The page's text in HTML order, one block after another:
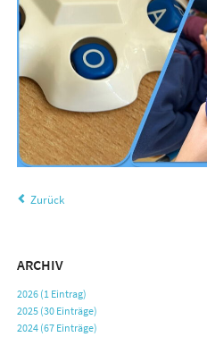
Zurück
ARCHIV
2026 (1 Eintrag)
2025 (30 Einträge)
2024 (67 Einträge)